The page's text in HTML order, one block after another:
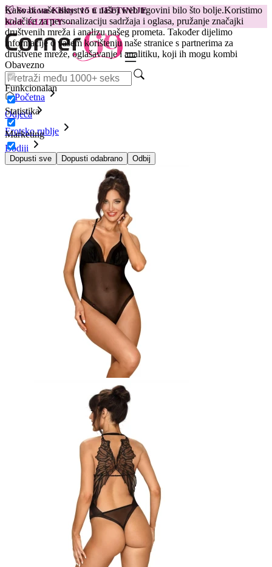
Kako bi vaše iskustvo u našoj web trgovini bilo što bolje.Koristimo
kolačiće za personalizaciju sadržaja i oglasa, pružanje značajki
društvenih mreža i analizu našeg prometa. Također dijelimo
informacije o vašem korištenju naše stranice s partnerima za
društvene mreže, oglašavanje i analitiku, koji ih mogu kombi
Obavezno
Funkcionalan
Statistika
Marketing
Dopusti sve Dopusti odabrano Odbij
😽Svakom Klitty: 15 € JEFTINIJE
Kod: KLITTY →
Početna
Odjeća
Erotsko rublje
Bodiji
Prozirni bodi Alfini printom krila, crni